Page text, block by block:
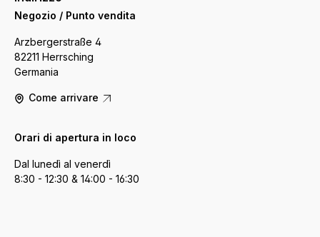
Negozio / Punto vendita
Arzbergerstraße 4
82211 Herrsching
Germania
Come arrivare
Orari di apertura in loco
Dal lunedì al venerdì
8:30 - 12:30 & 14:00 - 16:30